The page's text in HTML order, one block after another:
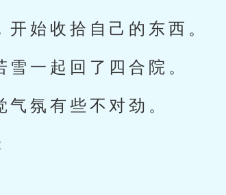
始收拾自己的东西。
一起回了四合院。
氛有些不对劲。